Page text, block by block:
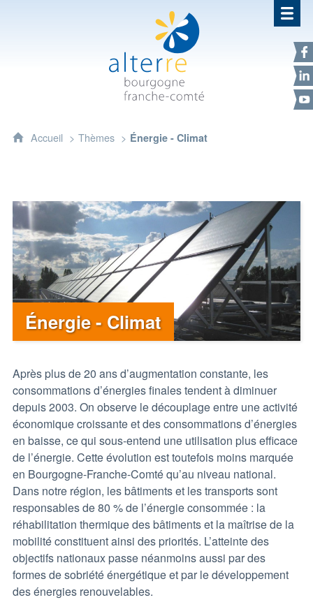
Alterre Bourgogne Franche-
Accueil Thèmes Énergie - Climat
Énergie - Climat
Après plus de 20 ans d’augmentation constante, les
consommations d’énergies finales tendent à diminuer
depuis 2003. On observe le découplage entre une activité
économique croissante et des consommations d’énergies
en baisse, ce qui sous-entend une utilisation plus efficace
de l’énergie. Cette évolution est toutefois moins marquée
en Bourgogne-Franche-Comté qu’au niveau national.
Dans notre région, les bâtiments et les transports sont
responsables de 80 % de l’énergie consommée : la
réhabilitation thermique des bâtiments et la maîtrise de la
mobilité constituent ainsi des priorités. L’atteinte des
objectifs nationaux passe néanmoins aussi par des
formes de sobriété énergétique et par le développement
des énergies renouvelables.